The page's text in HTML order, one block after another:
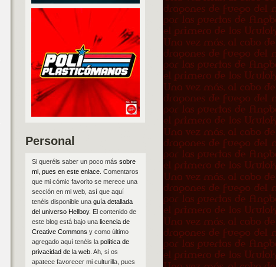
Personal
Si queréis saber un poco más sobre
mi, pues en este enlace. Comentaros
que mi cómic favorito se merece una
sección en mi web, así que aquí
tenéis disponible una guía detallada
del universo Hellboy. El contenido de
este blog está bajo una licencia de
Creative Commons y como último
agregado aquí tenéis la política de
privacidad de la web. Ah, si os
apatece favorecer mi culturilla, pues